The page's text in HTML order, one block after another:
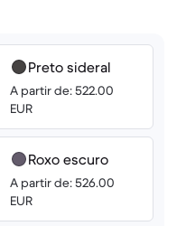
Preto sideral
A partir de: 522.00
EUR
Roxo escuro
A partir de: 526.00
EUR